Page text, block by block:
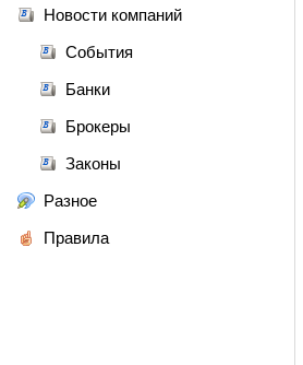
Новости компаний
События
Банки
Брокеры
Законы
Разное
Правила